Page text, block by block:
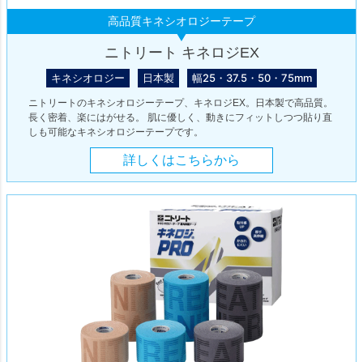
高品質キネシオロジーテープ
ニトリート キネロジEX
キネシオロジー 日本製 幅25・37.5・50・75mm
ニトリートのキネシオロジーテープ、キネロジEX。日本製で高品質。
長く密着、楽にはがせる。 肌に優しく、動きにフィットしつつ貼り直
しも可能なキネシオロジーテープです。
詳しくはこちらから